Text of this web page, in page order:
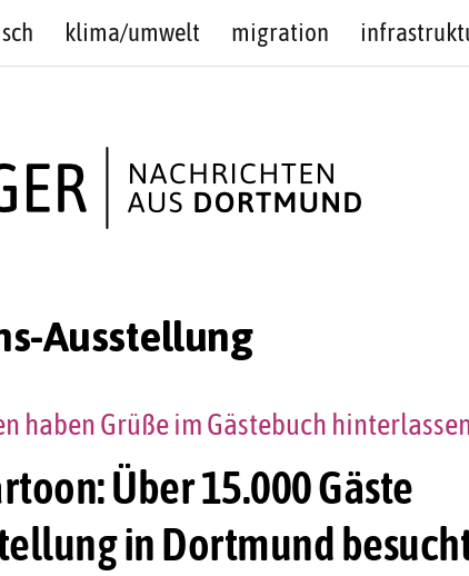
klima/umwelt migration
Ausstellung
Über 15.000 Gäste
in Dortmund
haben Grüße im Gästebuch